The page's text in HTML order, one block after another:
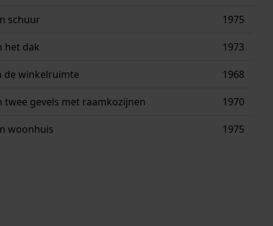
schuur 1975
het dak 1973
de winkelruimte 1968
twee gevels met raamkozijnen 1970
woonhuis 1975